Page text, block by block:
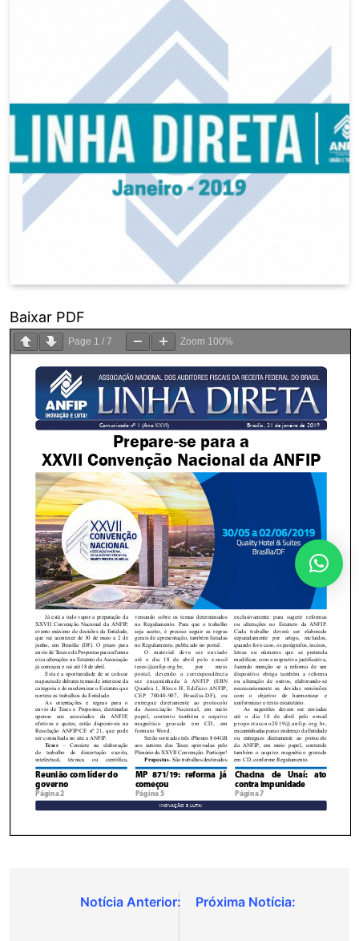
Baixar PDF
Page 1 / 7 Zoom 100%
Navegação